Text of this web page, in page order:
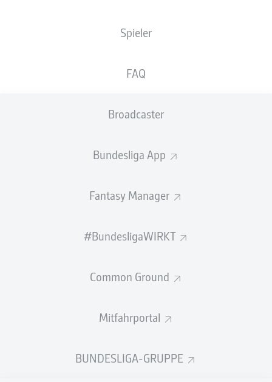
Spieler
FAQ
Broadcaster
Bundesliga App
Fantasy Manager
#BundesligaWIRKT
Common Ground
Mitfahrportal
BUNDESLIGA-GRUPPE